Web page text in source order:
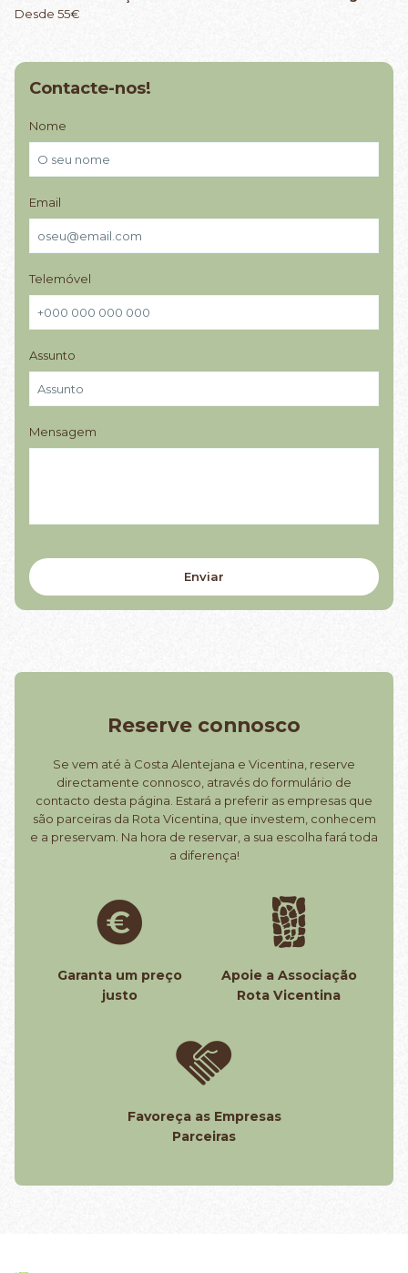
Desde 55€
Contacte-nos!
Nome
Email
Telemóvel
Assunto
Mensagem
Reserve connosco
Se vem até à Costa Alentejana e Vicentina, reserve
directamente connosco, através do formulário de
contacto desta página. Estará a preferir as empresas que
são parceiras da Rota Vicentina, que investem, conhecem
e a preservam. Na hora de reservar, a sua escolha fará toda
a diferença!
Garanta um preço
justo
Apoie a Associação
Rota Vicentina
Favoreça as Empresas
Parceiras